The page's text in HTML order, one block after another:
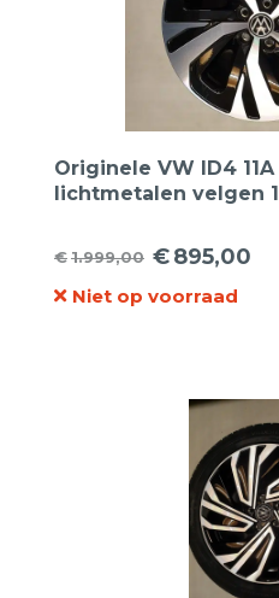
Originele VW ID4 11A
lichtmetalen velgen
€1.999,00
Oorspronkelijke
prijs
€895,00
Huidige
prijs
Niet op voorraad